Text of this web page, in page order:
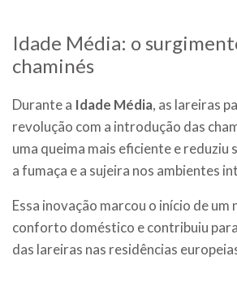
Idade Média: o
chaminés
Durante a Idade Média, as lareiras
revolução com a introdução das
uma queima mais eficiente e
a fumaça e a sujeira nos ambientes
Essa inovação marcou o início de
conforto doméstico e contribuiu
das lareiras nas residências